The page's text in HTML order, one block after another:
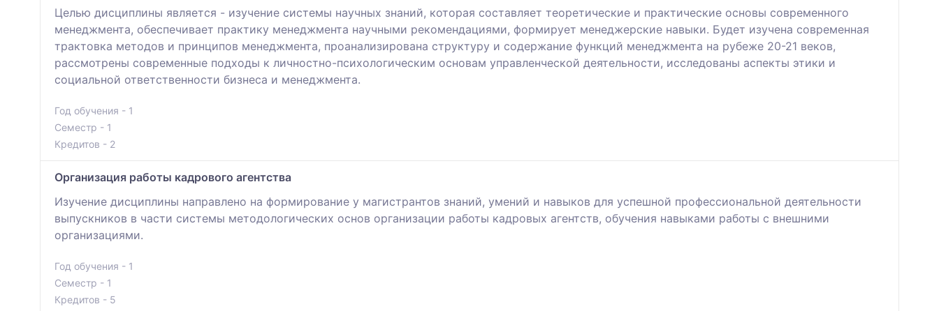
Целью дисциплины является - изучение системы научных знаний, которая составляет теоретические и практические основы современного
менеджмента, обеспечивает практику менеджмента научными рекомендациями, формирует менеджерские навыки. Будет изучена современная
трактовка методов и принципов менеджмента, проанализирована структуру и содержание функций менеджмента на рубеже 20-21 веков,
рассмотрены современные подходы к личностно-психологическим основам управленческой деятельности, исследованы аспекты этики и
социальной ответственности бизнеса и менеджмента.
Год обучения - 1
Семестр - 1
Кредитов - 2
Организация работы кадрового агентства
Изучение дисциплины направлено на формирование у магистрантов знаний, умений и навыков для успешной профессиональной деятельности
выпускников в части системы методологических основ организации работы кадровых агентств, обучения навыками работы с внешними
организациями.
Год обучения - 1
Семестр - 1
Кредитов - 5